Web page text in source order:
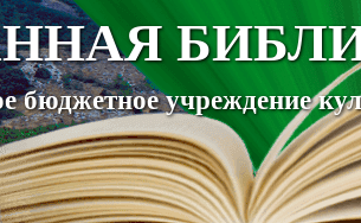
бюджетное учреждение